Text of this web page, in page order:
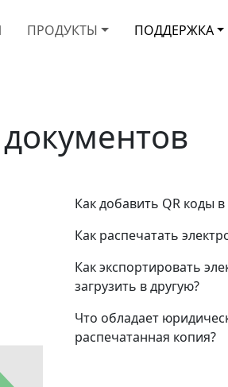
ПРОДУКТЫ ПОДДЕРЖКА
Как добавить QR коды
Как распечатать
Как экспортировать
загрузить в другую?
Что обладает
распечатанная копия?